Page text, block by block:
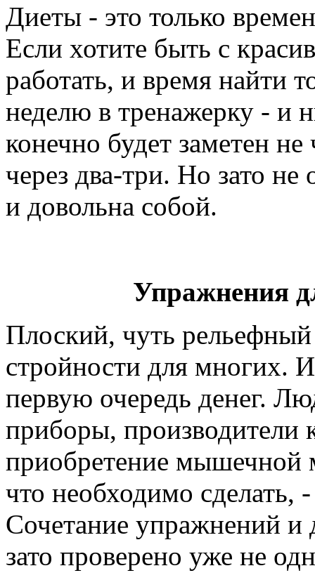
Диеты - это только
Если хотите быть с
работать, и время найти
неделю в тренажерку - и
конечно будет заметен
через два-три. Но зато не
и довольна собой.
Упражнения
Плоский, чуть
стройности для многих.
первую очередь денег.
приборы, производители
приобретение мышечной
что необходимо сделать,
Сочетание упражнений и
зато проверено уже не